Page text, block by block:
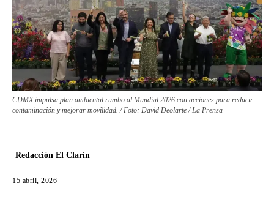
CDMX impulsa plan ambiental rumbo al Mundial 2026 con acciones para reducir
contaminación y mejorar movilidad. / Foto: David Deolarte / La Prensa
Redacción El Clarín
15 abril, 2026